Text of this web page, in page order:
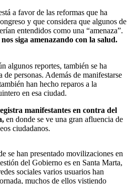
a favor de las reformas que ha
y que considera que algunos de
entendidos como una “amenaza”.
siga amenazando con la salud.
algunos reportes, también se ha
de personas. Además de manifestarse
han hecho reparos a la
en esa ciudad.
manifestantes en contra del
en donde se ve una gran afluencia de
ciudadanos.
se han presentado movilizaciones en
del Gobierno es en Santa Marta,
sociales varios usuarios han
muchos de ellos vistiendo